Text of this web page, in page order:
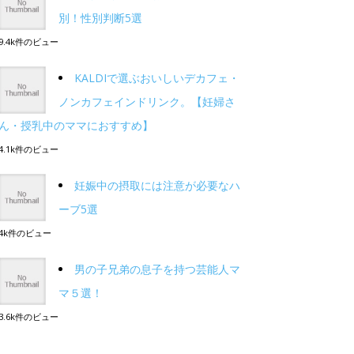
別！性別判断5選
件のビュー
KALDIで選ぶおいしいデカフェ・
ノンカフェインドリンク。【妊婦さ
・授乳中のママにおすすめ】
件のビュー
妊娠中の摂取には注意が必要なハ
ーブ5選
件のビュー
男の子兄弟の息子を持つ芸能人マ
マ５選！
件のビュー